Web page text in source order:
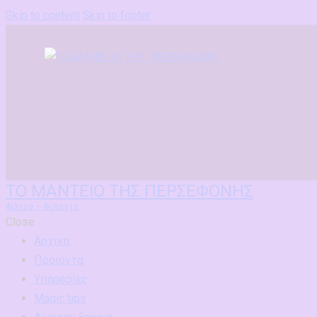
Skip to content Skip to footer
ΤΟ ΜΑΝΤΕΙΟ ΤΗΣ ΠΕΡΣΕΦΟΝΗΣ
Φίλτρα – Φυλαχτά
Close
Αρχική
Προιόντα
Υπηρεσίες
Magic tips